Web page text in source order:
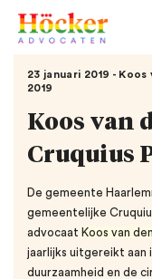
23 januari 2019 -
2019
Koos van
Cruquius
De gemeente
gemeentelijke
advocaat Koos van
jaarlijks uitgereikt
duurzaamheid en de